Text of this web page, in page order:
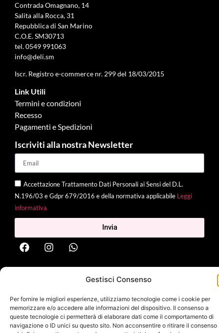
Gestisci Consenso
Per fornire le migliori esperienze, utilizziamo tecnologie come i cookie per
memorizzare e/o accedere alle informazioni del dispositivo. Il consenso a
queste tecnologie ci permetterà di elaborare dati come il comportamento di
navigazione o ID unici su questo sito. Non acconsentire o ritirare il consenso
Contrada Omagnano, 14
Salita alla Rocca, 31
Repubblica di San Marino
C.O.E. SM30713
tel.0549 991063
info@deli.sm
Iscr. Registro e-commerce nr. 299 del 18/03/2015
Link Utili
Termini e condizioni
Recesso
Pagamenti e Spedizioni
Iscriviti alla nostra Newsletter
Accettazione Trattamento Dati Personali ai Sensi del D.L.
N.196/03 e Gdpr 679/2016 e della normativa applicabile Leggi
informativa
Invia
Privacy Policy|Cookie Policy| Made with